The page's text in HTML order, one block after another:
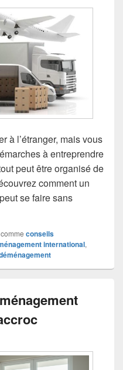
à l’étranger, mais vous
à entreprendre
peut être organisé de
comment un
se faire sans
international : partez
conseils
international,